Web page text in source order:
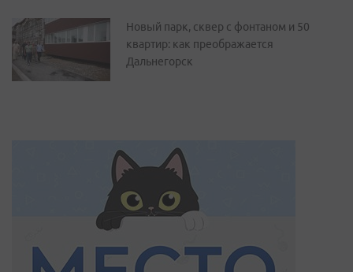
Новый парк, сквер с фонтаном и 50
квартир: как преображается
Дальнегорск